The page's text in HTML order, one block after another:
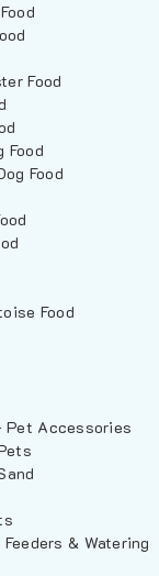
Food
Food
Food
Food
Accessories
& Watering